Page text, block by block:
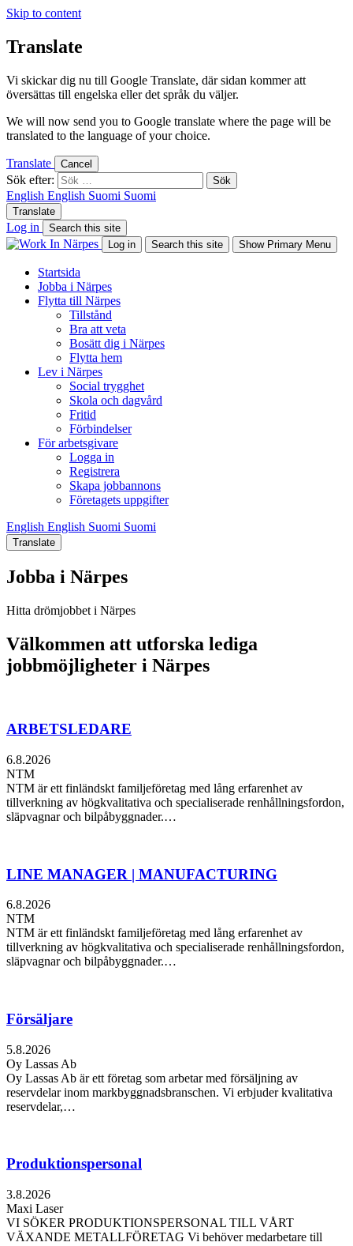
Skip to content
Translate
Vi skickar dig nu till Google Translate, där sidan kommer att
översättas till engelska eller det språk du väljer.
We will now send you to Google translate where the page will be
translated to the language of your choice.
Translate Cancel
Sök efter:
English English Suomi Suomi
Translate
Log in
Search this site
Log in
Search this site Show Primary Menu
Startsida
Jobba i Närpes
Flytta till Närpes
Tillstånd
Bra att veta
Bosätt dig i Närpes
Flytta hem
Lev i Närpes
Social trygghet
Skola och dagvård
Fritid
Förbindelser
För arbetsgivare
Logga in
Registrera
Skapa jobbannons
Företagets uppgifter
English English Suomi Suomi
Translate
Jobba i Närpes
Hitta drömjobbet i Närpes
Välkommen att utforska lediga
jobbmöjligheter i Närpes
ARBETSLEDARE
6.8.2026
NTM
NTM är ett finländskt familjeföretag med lång erfarenhet av
tillverkning av högkvalitativa och specialiserade renhållningsfordon,
släpvagnar och bilpåbyggnader.…
LINE MANAGER | MANUFACTURING
6.8.2026
NTM
NTM är ett finländskt familjeföretag med lång erfarenhet av
tillverkning av högkvalitativa och specialiserade renhållningsfordon,
släpvagnar och bilpåbyggnader.…
Försäljare
5.8.2026
Oy Lassas Ab
Oy Lassas Ab är ett företag som arbetar med försäljning av
reservdelar inom markbyggnadsbranschen. Vi erbjuder kvalitativa
reservdelar,…
Produktionspersonal
3.8.2026
Maxi Laser
VI SÖKER PRODUKTIONSPERSONAL TILL VÅRT
VÄXANDE METALLFÖRETAG Vi behöver medarbetare till